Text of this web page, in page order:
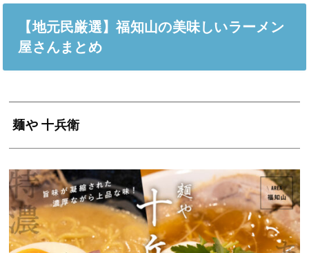
【地元民厳選】福知山の美味しいラーメン
屋さんまとめ
麺や 十兵衛